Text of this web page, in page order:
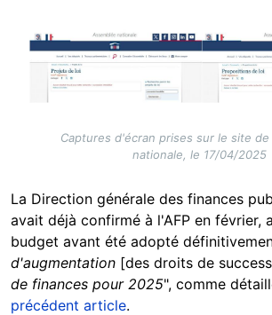
Image
Captures d'écran prises sur le site de
nationale, le 17/04/2025
La Direction générale des finances
avait déjà confirmé à l'AFP en février,
budget avant été adopté
d'augmentation [des droits de
de finances pour 2025", comme
précédent article.